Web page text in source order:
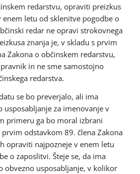
redarstvu, opraviti preizkus
enem letu od sklenitve pogodbe o
redar ne opravi strokovnega
znanja je, v skladu s prvim
Zakona o občinskem redarstvu,
in ne sme samostojno
redarstva.
se bo preverjalo, ali ima
usposabljanje za imenovanje v
primeru ga bo moral izbrani
odstavkom 89. člena Zakona
opraviti najpozneje v enem letu
o zaposlitvi. Šteje se, da ima
obvezno usposabljanje, v kolikor